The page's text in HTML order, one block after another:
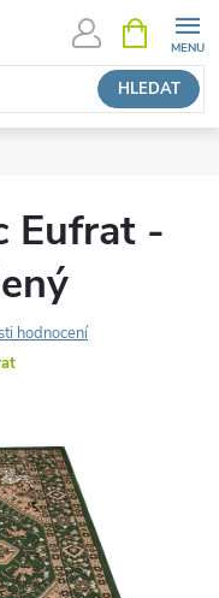
HLEDAT
NÁKUPNÍ
KOŠÍK
Eufrat -
hodnocení